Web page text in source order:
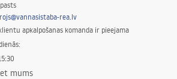
rea.lv
apkalpošanas komanda ir pieejama
mums